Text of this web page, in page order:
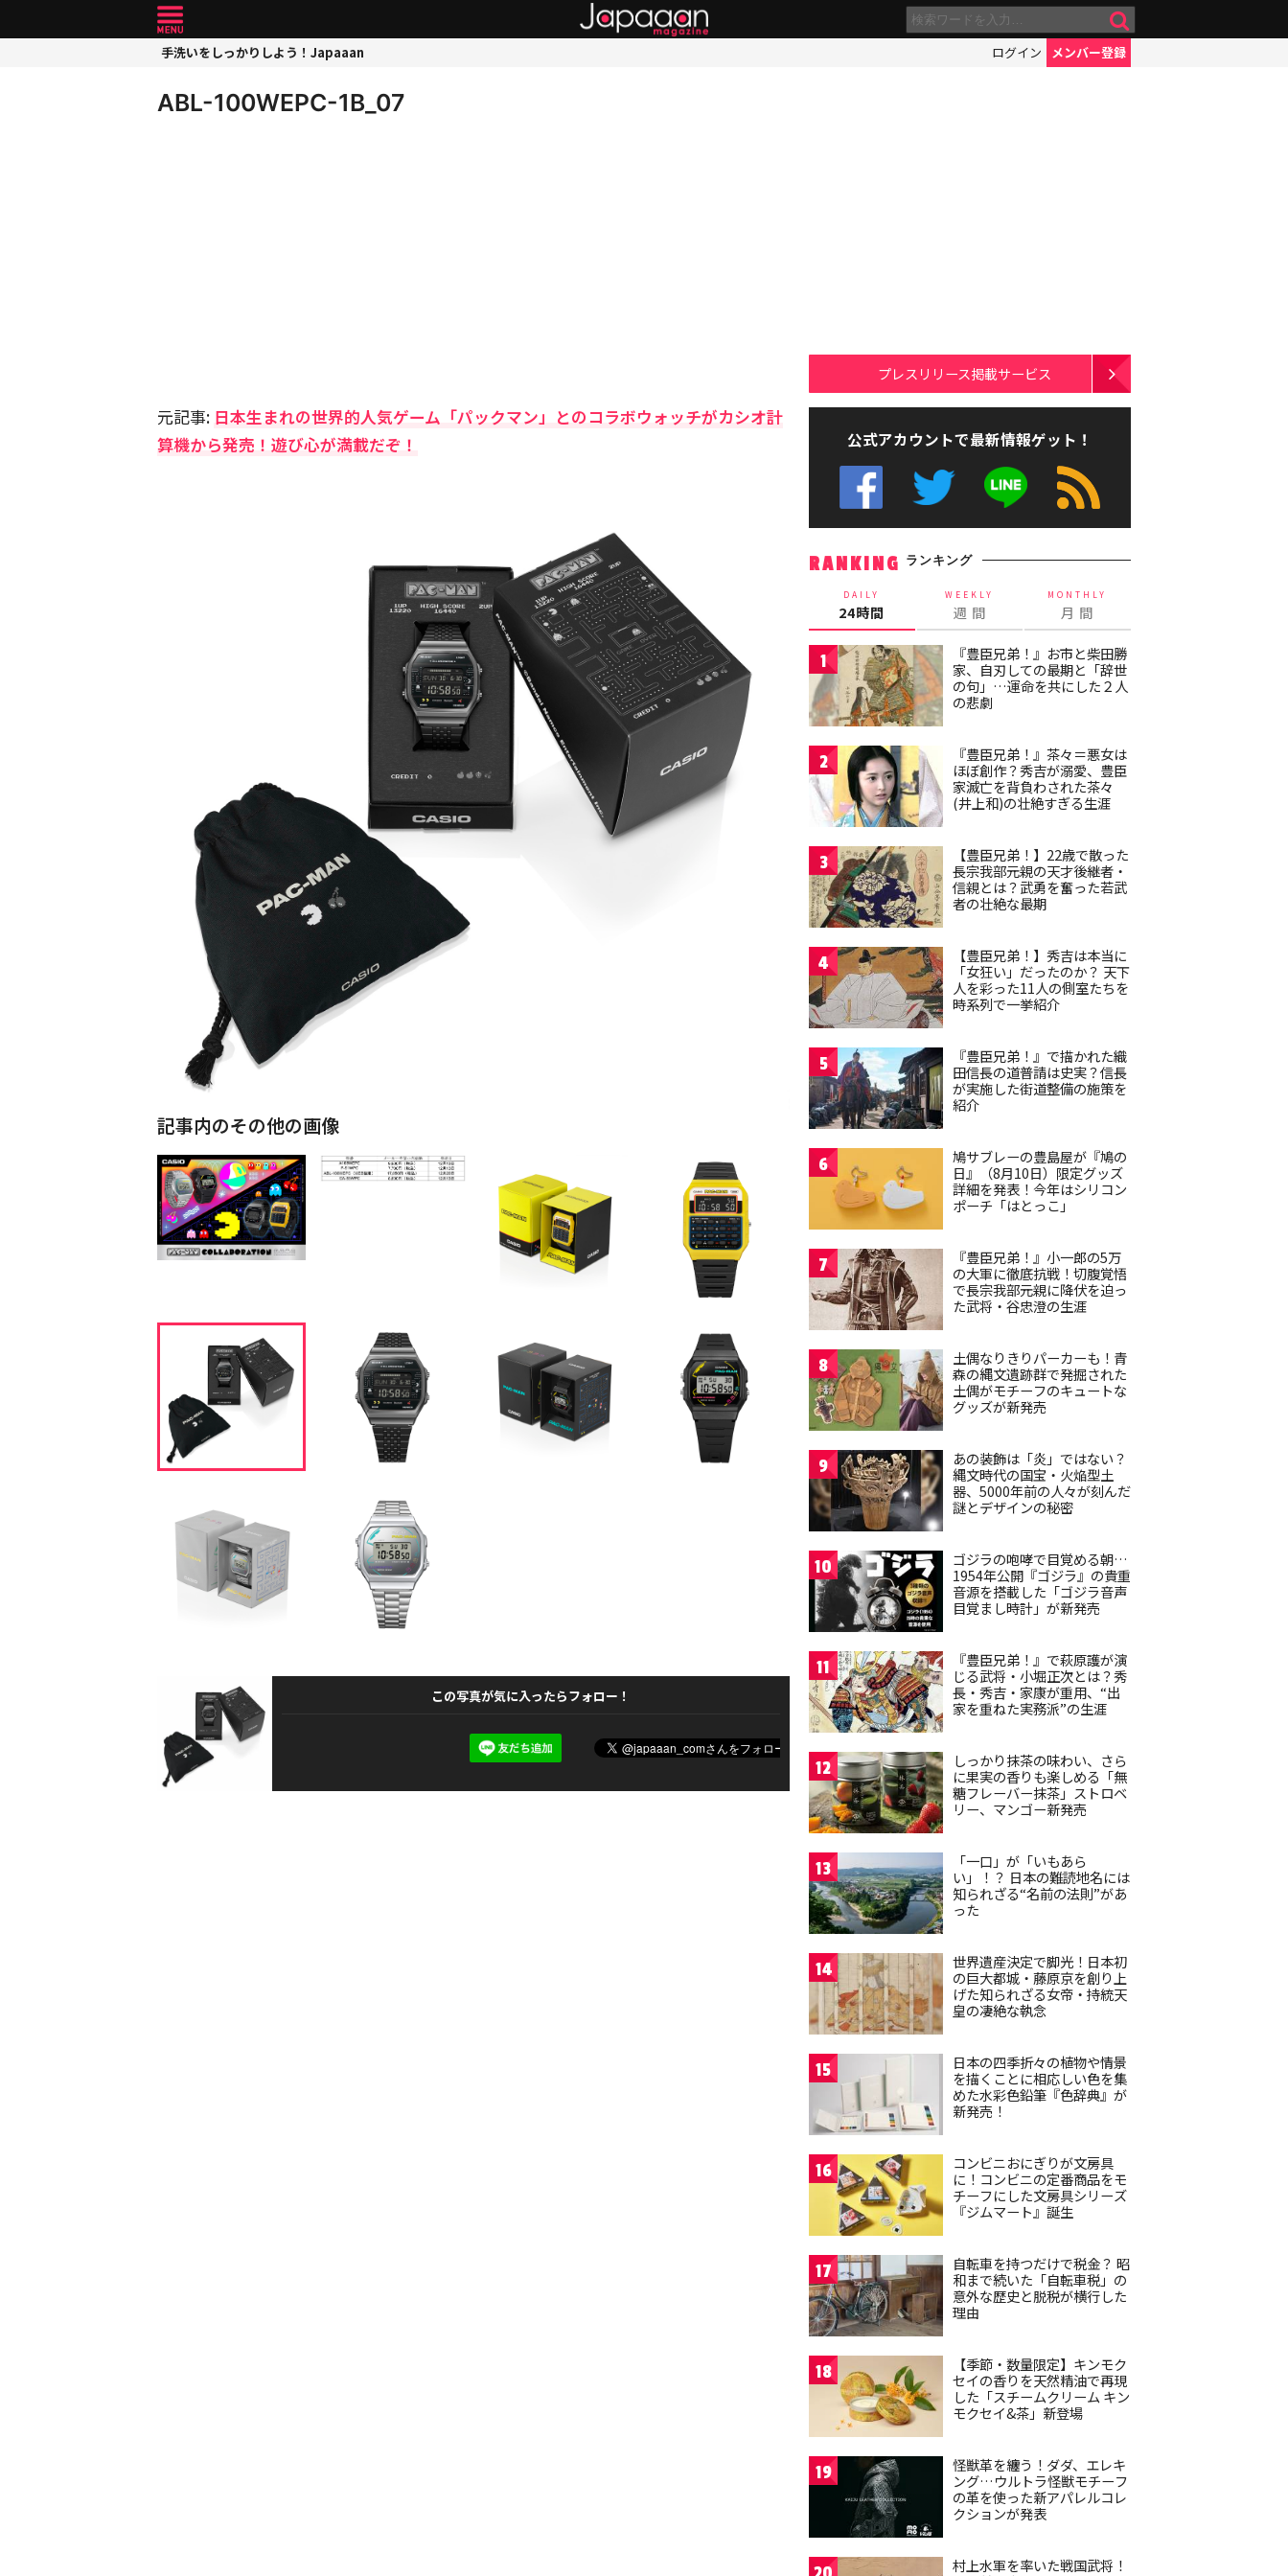
手洗いをしっかりしよう！Japaaan ログイン メンバー登録
ABL-100WEPC-1B_07
元記事: 日本生まれの世界的人気ゲーム「パックマン」とのコラボウォッチがカシオ計
算機から発売！遊び心が満載だぞ！
記事内のその他の画像
この写真が気に入ったらフォロー！
プレスリリース掲載サービス
公式アカウントで最新情報ゲット！
RANKING ランキング
DAILY
24時間
WEEKLY
週 間
MONTHLY
月 間
1
『豊臣兄弟！』お市と柴田勝
家、自刃しての最期と「辞世
の句」…運命を共にした２人
の悲劇
2
『豊臣兄弟！』茶々＝悪女は
ほぼ創作？秀吉が溺愛、豊臣
家滅亡を背負わされた茶々
(井上和)の壮絶すぎる生涯
3
【豊臣兄弟！】22歳で散った
長宗我部元親の天才後継者・
信親とは？武勇を奮った若武
者の壮絶な最期
4
【豊臣兄弟！】秀吉は本当に
「女狂い」だったのか？ 天下
人を彩った11人の側室たちを
時系列で一挙紹介
5
『豊臣兄弟！』で描かれた織
田信長の道普請は史実？信長
が実施した街道整備の施策を
紹介
6
鳩サブレーの豊島屋が『鳩の
日』（8月10日）限定グッズ
詳細を発表！今年はシリコン
ポーチ「はとっこ」
7
『豊臣兄弟！』小一郎の5万
の大軍に徹底抗戦！切腹覚悟
で長宗我部元親に降伏を迫っ
た武将・谷忠澄の生涯
8
土偶なりきりパーカーも！青
森の縄文遺跡群で発掘された
土偶がモチーフのキュートな
グッズが新発売
9
あの装飾は「炎」ではない？
縄文時代の国宝・火焔型土
器、5000年前の人々が刻んだ
謎とデザインの秘密
10
ゴジラの咆哮で目覚める朝…
1954年公開『ゴジラ』の貴重
音源を搭載した「ゴジラ音声
目覚まし時計」が新発売
11
『豊臣兄弟！』で萩原護が演
じる武将・小堀正次とは？秀
長・秀吉・家康が重用、“出
家を重ねた実務派”の生涯
12
しっかり抹茶の味わい、さら
に果実の香りも楽しめる「無
糖フレーバー抹茶」ストロベ
リー、マンゴー新発売
13
「一口」が「いもあら
い」！？ 日本の難読地名には
知られざる“名前の法則”があ
った
14
世界遺産決定で脚光！日本初
の巨大都城・藤原京を創り上
げた知られざる女帝・持統天
皇の凄絶な執念
15
日本の四季折々の植物や情景
を描くことに相応しい色を集
めた水彩色鉛筆『色辞典』が
新発売！
16
コンビニおにぎりが文房具
に！コンビニの定番商品をモ
チーフにした文房具シリーズ
『ジムマート』誕生
17
自転車を持つだけで税金？ 昭
和まで続いた「自転車税」の
意外な歴史と脱税が横行した
理由
18
【季節・数量限定】キンモク
セイの香りを天然精油で再現
した「スチームクリーム キン
モクセイ&茶」新登場
19
怪獣革を纏う！ダダ、エレキ
ング…ウルトラ怪獣モチーフ
の革を使った新アパレルコレ
クションが発表
村上水軍を率いた戦国武将！